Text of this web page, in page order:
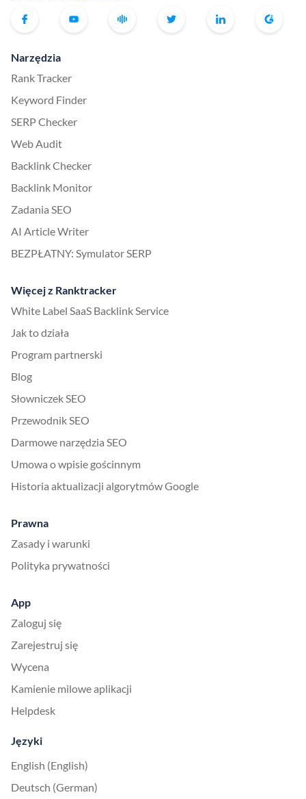
Narzędzia
Rank Tracker
Keyword Finder
SERP Checker
Web Audit
Backlink Checker
Backlink Monitor
Zadania SEO
AI Article Writer
BEZPŁATNY: Symulator SERP
Więcej z Ranktracker
White Label SaaS Backlink Service
Jak to działa
Program partnerski
Blog
Słowniczek SEO
Przewodnik SEO
Darmowe narzędzia SEO
Umowa o wpisie gościnnym
Historia aktualizacji algorytmów Google
Prawna
Zasady i warunki
Polityka prywatności
App
Zaloguj się
Zarejestruj się
Wycena
Kamienie milowe aplikacji
Helpdesk
Języki
English (English)
Deutsch (German)